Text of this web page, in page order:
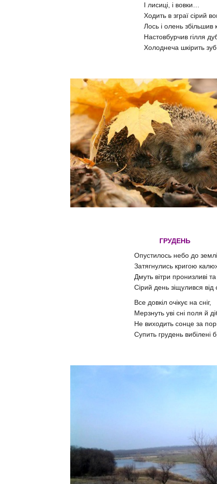
І лисиці, і вовки…
Ходить в зграї сірий
Лось і олень збільшив
Настовбурчив гілля
Холоднеча шкірить
ГРУДЕНЬ
Опустилось небо до
Затягнулись кригою
Дмуть вітри пронизливі та
Сірий день зіщулився від
Все довкіл очікує на сніг,
Мерзнуть уві сні поля й
Не виходить сонце за
Супить грудень вибілені